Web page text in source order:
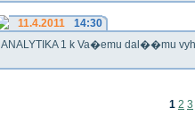
11.4.2011
14:30
ANALYTIKA 1 k Va�emu dal��mu
1 2 3